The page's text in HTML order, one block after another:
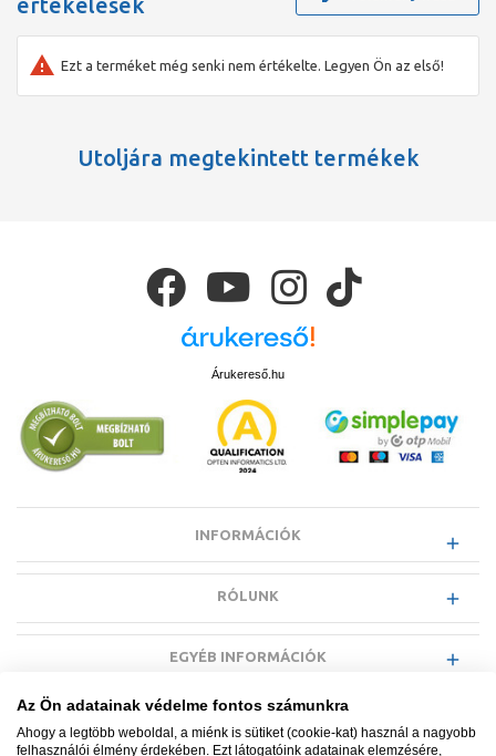
használatukból adódó műszaki előnyökre és haszonra, majd
Ezt a terméket még senki nem értékelte. Legyen Ön az első!
Utoljára megtekintett termékek
Árukereső.hu
INFORMÁCIÓK
RÓLUNK
EGYÉB INFORMÁCIÓK
Az Ön adatainak védelme fontos számunkra
Ahogy a legtöbb weboldal, a miénk is sütiket (cookie-kat) használ a nagyobb
felhasználói élmény érdekében. Ezt látogatóink adatainak elemzésére,